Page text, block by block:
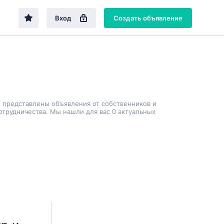
Вход Создать объявление
объявления от собственников и
Мы нашли для вас 0 актуальных